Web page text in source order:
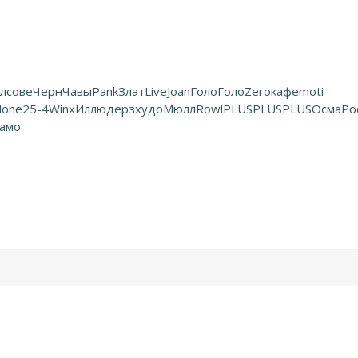
совеЧернЧавыPankЗлатLiveJoanГолоГолоZeroкафеmoti
25-4WinxИллюдерзхудоМюллRowlPLUSPLUSPLUSОсма